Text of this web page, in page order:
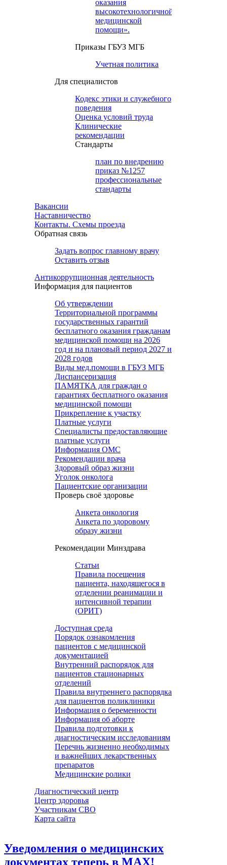
оказания
высокотехнологичной
медицинской
помощи».
Приказы ГБУЗ МГБ
Учетная политика
Для специалистов
Кодекс этики и служебного
поведения
Оценка условий труда
Клинические
рекомендации
Cтандарты
план по внедрению
приказ №1257
профессиональные
стандарты
Вакансии
Наставничество
Контакты. Схемы проезда
Обратная связь
Задать вопрос главному врачу
Оставить отзыв
Антикоррупционная деятельность
Информация для пациентов
Об утверждении
Территориальной программы
государственных гарантий
бесплатного оказания гражданам
медицинской помощи на 2026
год и на плановый период 2027 и
2028 годов
Виды мед.помощи в ГБУЗ МГБ
Диспансеризация
ПАМЯТКА для граждан о
гарантиях бесплатного оказания
медицинской помощи
Прикрепление к участку
Платные услуги
Специалисты предоставляющие
платные услуги
Информация ОМС
Рекомендации врача
Здоровый образ жизни
Уголок онколога
Пациентские организации
Проверь своё здоровье
Анкета онкология
Анкета по здоровому
образу жизни
Рекомендации Минздрава
Статьи
Правила посещения
пациента, находящегося в
отделении реанимации и
интенсивной терапии
(ОРИТ)
Доступная среда
Порядок ознакомления
пациентов с медицинской
документацией
Внутренний распорядок для
пациентов стационарных
отделений
Правила внутреннего распорядка
для пациентов поликлиники
Информация о беременности
Информация об аборте
Правила подготовки к
диагностическим исследованиям
Перечнь жизненно необходимых
и важнейших лекарственных
препаратов
Медицинские ролики
Диагностический центр
Центр здоровья
Участникам СВО
Карта сайта
Уведомления о медицинских
документах теперь в МАХ!